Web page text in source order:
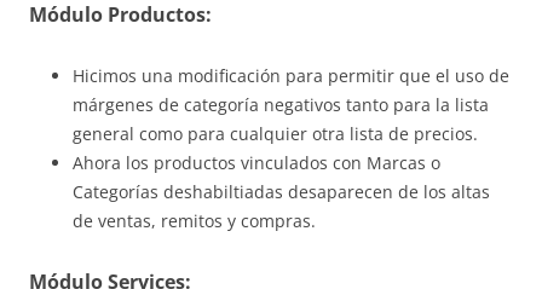
Módulo Productos:
Hicimos una modificación para permitir que el uso de
márgenes de categoría negativos tanto para la lista
general como para cualquier otra lista de precios.
Ahora los productos vinculados con Marcas o
Categorías deshabiltiadas desaparecen de los altas
de ventas, remitos y compras.
Módulo Services: